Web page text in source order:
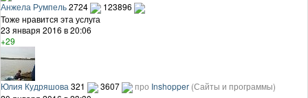
Анжела Румпель2724
123896
Тоже нравится эта услуга
23 января 2016 в 20:06
+29
Юлия Кудряшова 321 3607 про Inshopper (Сайты и программы)